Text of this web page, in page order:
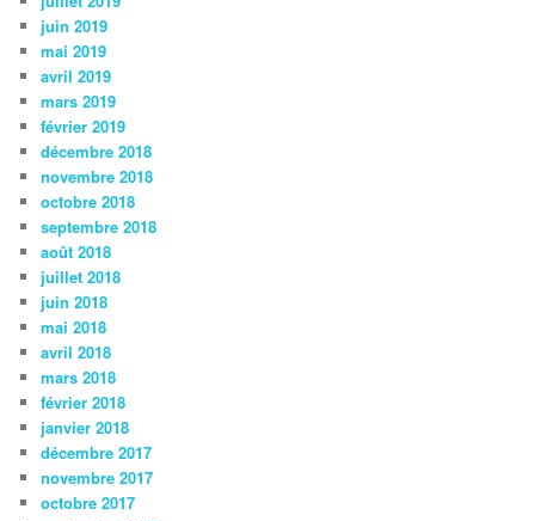
juin 2019
mai 2019
avril 2019
mars 2019
février 2019
décembre 2018
novembre 2018
octobre 2018
septembre 2018
août 2018
juillet 2018
juin 2018
mai 2018
avril 2018
mars 2018
février 2018
janvier 2018
décembre 2017
novembre 2017
octobre 2017